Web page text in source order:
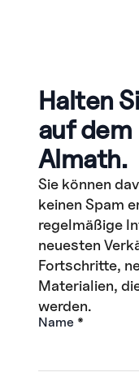
Halten
auf dem
Almath.
Sie können
keinen Spam
regelmäßige
neuesten
Fortschritte,
Materialien,
werden.
Name *